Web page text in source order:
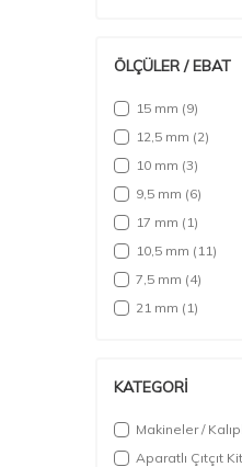
Paketi
Paket(1)
5'li(1)
6'lı(1)
10 mm (1)
15 mm (2)
17 mm(1)
KARIŞIK
ÖLÇÜLER / EBAT
15 mm (9)
12,5 mm (2)
10 mm (3)
9,5 mm (6)
17 mm (1)
10,5 mm (11)
7,5 mm (4)
21 mm (1)
KATEGORİ
Makineler /
Aparatlı Çıtçıt